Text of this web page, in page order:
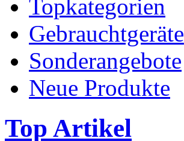
Topkategorien
Gebrauchtgeräte
Sonderangebote
Neue Produkte
Top Artikel